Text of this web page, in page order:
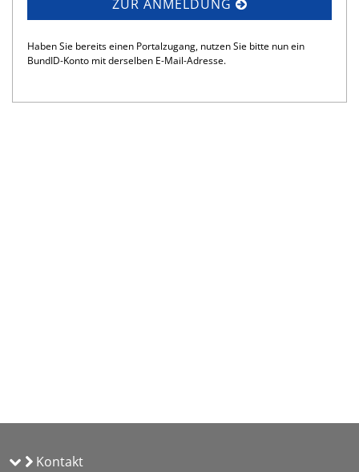
ZUR ANMELDUNG
Haben Sie bereits einen Portalzugang, nutzen Sie bitte nun ein
BundID-Konto mit derselben E-Mail-Adresse.
Kontakt